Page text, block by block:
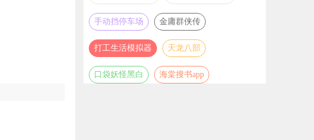
戏合集
大全
手动挡停车场
金庸群侠传
打工生活模拟器 天龙八部
口袋妖怪黑白 海棠搜书app